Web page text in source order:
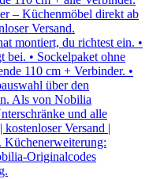
– Küchenmöbel direkt ab
Versand.
montiert, du richtest ein. •
bei. • Sockelpaket ohne
110 cm + Verbinder. •
über den
Als von Nobilia
und alle
Versand |
Küchenerweiterung:
Originalcodes